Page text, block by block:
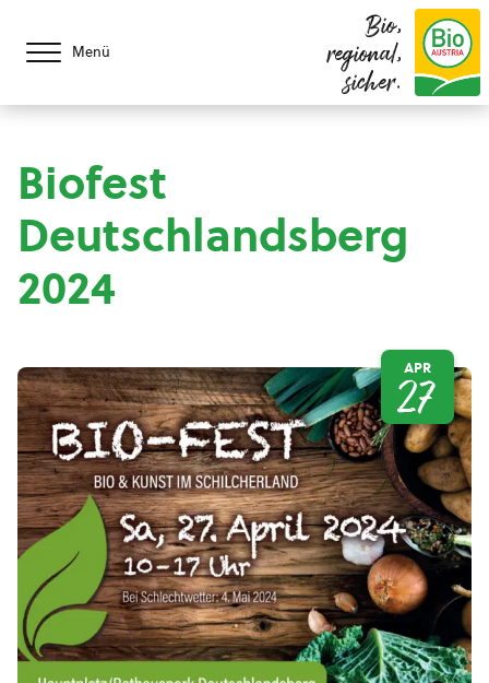
Menü
Bio,
regional,
sicher.
Biofest
Deutschlandsberg
2024
APR
27